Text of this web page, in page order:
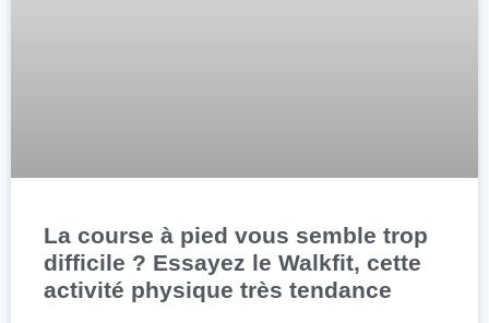
La course à pied vous semble trop
difficile ? Essayez le Walkfit, cette
activité physique très tendance